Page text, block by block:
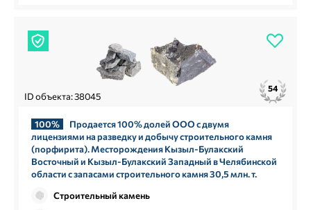
ID объекта: 38045
54
100%
Продается 100% долей ООО с двумя
лицензиями на разведку и добычу строительного камня
(порфирита). Месторождения Кызыл-Булакский
Восточный и Кызыл-Булакский Западный в Челябинской
области с запасами строительного камня 30,5 млн. т.
Строительный камень